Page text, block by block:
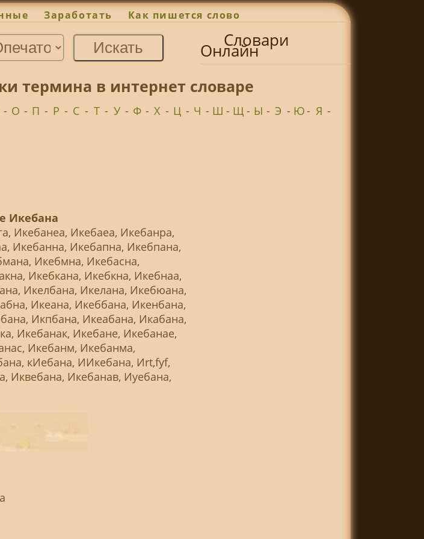
Заработать Как пишется слово
Словари
Онлайн
термина в интернет словаре
- О - П - Р - С - Т - У - Ф - Х - Ц - Ч - Ш - Щ- Ы - Э - Ю- Я -
Икебана
Икебанеа, Икебаеа, Икебанра,
Икебанна, Икебапна, Икебпана,
Икебмна, Икебасна,
Икебкана, Икебкна, Икебнаа,
Икелбана, Икелана, Икебюана,
Икеана, Икеббана, Икенбана,
Икпбана, Икеабана, Икабана,
Икебанак, Икебане, Икебанае,
Икебанм, Икебанма,
кИебана, ИИкебана, Иrt,fyf,
Иквебана, Икебанав, Иуебана,